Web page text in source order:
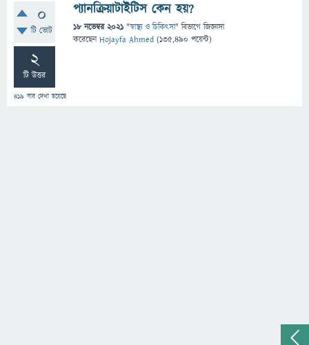
0
টি ভোট
2
টি উত্তর
419 বার দেখা হয়েছে
প্যানক্রিয়াটাইটিস কেন হয়?
18 নভেম্বর 2021 "স্বাস্থ্য ও চিকিৎসা" বিভাগে জিজ্ঞাসা
করেছেনHojayfa Ahmed (135,490 পয়েন্ট)